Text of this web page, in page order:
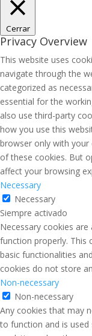
Cerrar
Privacy Overview
This website uses
navigate through the
categorized as
essential for the
also use third-party
how you use this
browser only with
of these cookies. But
affect your browsing
Necessary
Necessary
Siempre activado
Necessary cookies
function properly. This
basic functionalities
cookies do not store
Non-necessary
Non-necessary
Any cookies that may
to function and is used